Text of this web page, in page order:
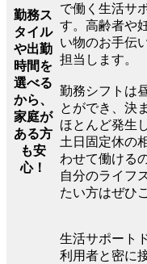
勤務ス
タイル
や出勤
時間を
選べる
から、
家庭が
ある方
も安
心！
で働く生活サ
す。高齢者や
い物のお手伝
担当します。
勤務シフトは
とができ、決
ほとんど発生
土日固定休の
わせて働ける
自分のライフ
たい方はぜひ
生活サポート
利用者と密に